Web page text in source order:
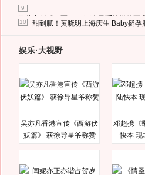
9
马蓉离婚后，砸1000万人民币给媒体要
10 甜到腻！黄晓明上海庆生 Baby挺孕
娱乐·大视野
吴亦凡香港宣传《西游伏
妖篇》 获徐导星爷称赞
邓超携《
快本 现